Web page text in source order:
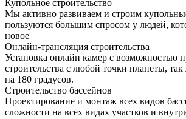
Купольное строительство
Мы активно развиваем и строим
пользуются большим спросом у людей,
новое
Онлайн-трансляция строительства
Установка онлайн камер с возможностью
строительства с любой точки планеты,
на 180 градусов.
Строительство бассейнов
Проектирование и монтаж всех видов
сложности на всех видах участков и